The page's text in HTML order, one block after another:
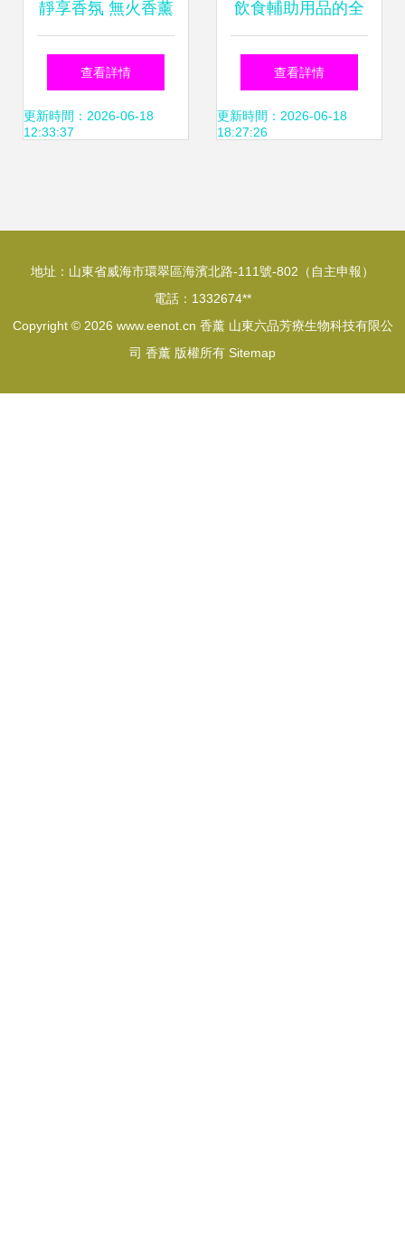
靜享香氛 無火香薰
精油套裝的多場景
應用與檀香魅力
查看詳情
更新時間：2026-06-18
12:33:37
飲食輔助用品的全
面解析 從功能到安
全隱患
查看詳情
更新時間：2026-06-18
18:27:26
地址：山東省威海市環翠區海濱北路-111號-802（自主申報）
電話：1332674**
Copyright © 2026 www.eenot.cn 香薰 山東六品芳療生物科技有限公
司 香薰 版權所有 Sitemap